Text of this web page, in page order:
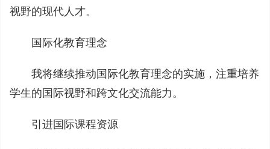
视野的现代人才。
国际化教育理念
我将继续推动国际化教育理念的实施，注重培养
学生的国际视野和跨文化交流能力。
引进国际课程资源